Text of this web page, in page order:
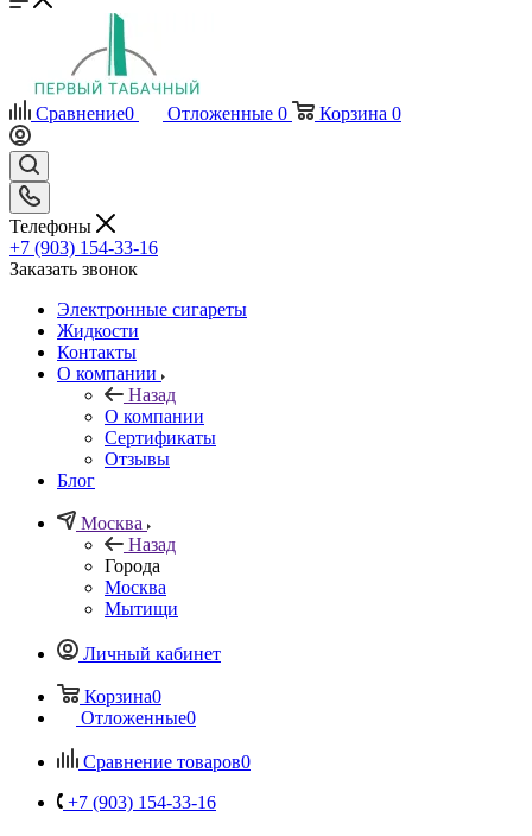
Сравнение0 Отложенные 0 Корзина 0
Телефоны
+7 (903) 154-33-16
Заказать звонок
Электронные сигареты
Жидкости
Контакты
О компании
Назад
О компании
Сертификаты
Отзывы
Блог
Москва
Назад
Города
Москва
Мытищи
Личный кабинет
Корзина0
Отложенные0
Сравнение товаров0
+7 (903) 154-33-16